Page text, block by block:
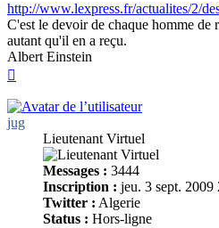
http://www.lexpress.fr/actualites/2/
C'est le devoir de chaque homme de
autant qu'il en a reçu.
Albert Einstein
jug
Lieutenant Virtuel
Messages : 3444
Inscription : jeu. 3 sept. 2009
Twitter : Algerie
Status : Hors-ligne